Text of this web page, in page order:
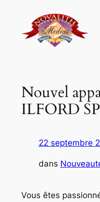
contenu
Nouvel
ILFORD
22 septembre
dans
Vous êtes